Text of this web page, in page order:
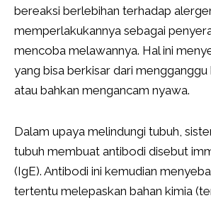
bereaksi berlebihan terhadap
memperlakukannya sebagai
mencoba melawannya. Hal ini
yang bisa berkisar dari mengganggu
atau bahkan mengancam nyawa.
Dalam upaya melindungi tubuh,
tubuh membuat antibodi disebut
(IgE). Antibodi ini kemudian
tertentu melepaskan bahan kimia